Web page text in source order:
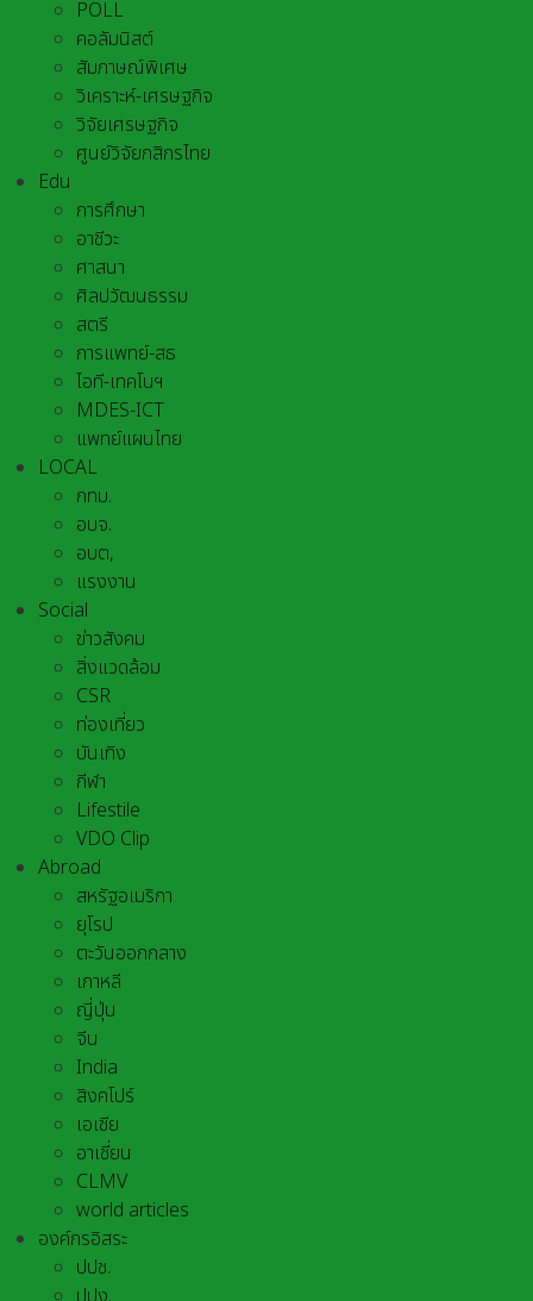
POLL
คอลัมนิสต์
สัมภาษณ์พิเศษ
วิเคราะห์-เศรษฐกิจ
วิจัยเศรษฐกิจ
ศูนย์วิจัยกสิกรไทย
Edu
การศึกษา
อาชีวะ
ศาสนา
ศิลปวัฒนธรรม
สตรี
การแพทย์-สธ
ไอที-เทคโนฯ
MDES-ICT
แพทย์แผนไทย
LOCAL
กทม.
อบจ.
อบต,
แรงงาน
Social
ข่าวสังคม
สิ่งแวดล้อม
CSR
ท่องเที่ยว
บันเทิง
กีฬา
Lifestile
VDO Clip
Abroad
สหรัฐอเมริกา
ยุโรป
ตะวันออกกลาง
เกาหลี
ญี่ปุ่น
จีน
India
สิงคโปร์
เอเชีย
อาเชี่ยน
CLMV
world articles
องค์กรอิสระ
ปปช.